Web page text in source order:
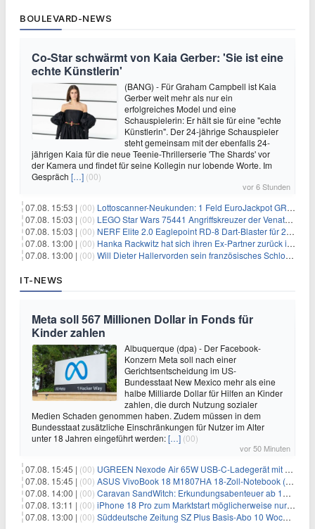
BOULEVARD-NEWS
Co-Star schwärmt von Kaia Gerber: 'Sie ist eine
echte Künstlerin'
(BANG) - Für Graham Campbell ist Kaia
Gerber weit mehr als nur ein
erfolgreiches Model und eine
Schauspielerin: Er hält sie für eine "echte
Künstlerin". Der 24-jährige Schauspieler
steht gemeinsam mit der ebenfalls 24-
jährigen Kaia für die neue Teenie-Thrillerserie 'The Shards' vor
der Kamera und findet für seine Kollegin nur lobende Worte. Im
Gespräch […] (00)
vor 6 Stunden
07.08. 15:53 | (00) Lottoscanner-Neukunden: 1 Feld EuroJackpot GRATIS spielen
07.08. 15:03 | (00) LEGO Star Wars 75441 Angriffskreuzer der Venator-Klasse für 50,25€
07.08. 15:03 | (00) NERF Elite 2.0 Eaglepoint RD-8 Dart-Blaster für 20,49€
07.08. 13:00 | (00) Hanka Rackwitz hat sich ihren Ex-Partner zurück ins Haus geholt
07.08. 13:00 | (00) Will Dieter Hallervorden sein französisches Schloss verkaufen?
IT-NEWS
Meta soll 567 Millionen Dollar in Fonds für
Kinder zahlen
Albuquerque (dpa) - Der Facebook-
Konzern Meta soll nach einer
Gerichtsentscheidung im US-
Bundesstaat New Mexico mehr als eine
halbe Milliarde Dollar für Hilfen an Kinder
zahlen, die durch Nutzung sozialer
Medien Schaden genommen haben. Zudem müssen in dem
Bundesstaat zusätzliche Einschränkungen für Nutzer im Alter
unter 18 Jahren eingeführt werden:[…] (00)
vor 50 Minuten
07.08. 15:45 | (00) UGREEN Nexode Air 65W USB-C-Ladegerät mit GaN-Technik für 24,99€
07.08. 15:45 | (00) ASUS VivoBook 18 M1807HA 18-Zoll-Notebook (Ryzen 7, 16GB) für 734,57€
07.08. 14:00 | (00) Caravan SandWitch: Erkundungsabenteuer ab 13.08. gratis im Epic Games Store
07.08. 13:11 | (00) iPhone 18 Pro zum Marktstart möglicherweise nur begrenzt verfügbar
07.08. 13:00 | (00) Süddeutsche Zeitung SZ Plus Basis-Abo 10 Wochen für 10€